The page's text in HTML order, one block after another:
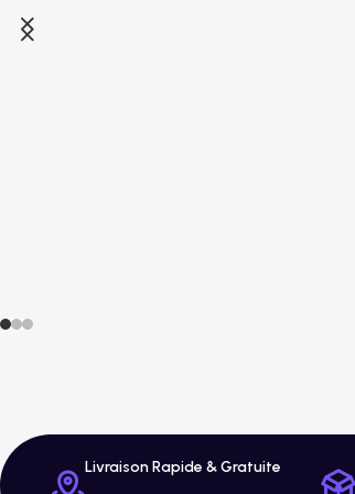
Livraison Rapide & Gratuite